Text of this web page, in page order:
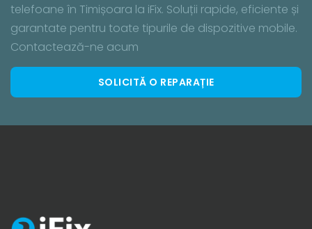
telefoane în Timișoara la iFix. Soluții rapide, eficiente și
garantate pentru toate tipurile de dispozitive mobile.
Contactează-ne acum
SOLICITĂ O REPARAȚIE